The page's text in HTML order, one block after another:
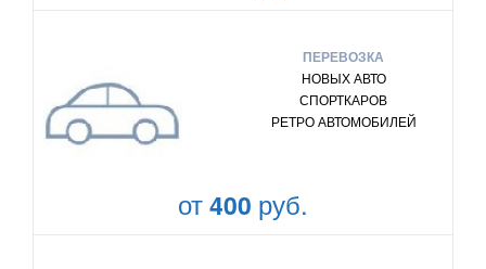
ПЕРЕВОЗКА
НОВЫХ АВТО
СПОРТКАРОВ
РЕТРО АВТОМОБИЛЕЙ
от400 руб.